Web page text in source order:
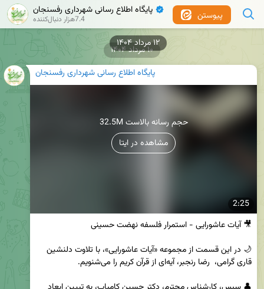
پیوستن پایگاه اطلاع رسانی شهرداری رفسنجان
✔
7.4هزار دنبال‌کننده
پایگاه اطلاع رسانی شهرداری رفسنجان
2:25
32.5M حجم رسانه بالاست
مشاهده در ایتا
۱۰ مرداد ۱۴۰۴